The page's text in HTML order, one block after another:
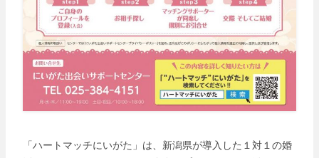
「ハートマッチにいがた」は、新潟県が導入した１対１の婚